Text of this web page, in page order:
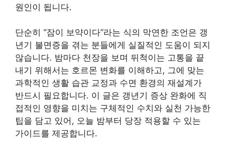
원인이 됩니다.
단순히 “잠이 보약이다”라는 식의 막연한 조언은 갱
년기 불면증을 겪는 분들에게 실질적인 도움이 되지
않습니다. 밤마다 천장을 보며 뒤척이는 고통을 끝
내기 위해서는 호르몬 변화를 이해하고, 그에 맞는
과학적인 생활 습관 교정과 수면 환경의 재설계가
반드시 필요합니다. 이 글은 갱년기 증상 완화에 직
접적인 영향을 미치는 구체적인 수치와 실천 가능한
팁을 담고 있어, 오늘 밤부터 당장 적용할 수 있는
가이드를 제공합니다.